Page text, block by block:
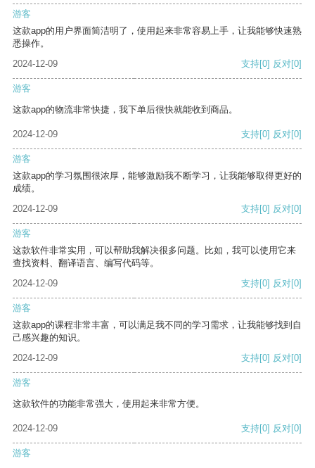
游客
这款app的用户界面简洁明了，使用起来非常容易上手，让我能够快速熟
悉操作。
2024-12-09
支持[0] 反对[0]
游客
这款app的物流非常快捷，我下单后很快就能收到商品。
2024-12-09 支持[0] 反对[0]
游客
这款app的学习氛围很浓厚，能够激励我不断学习，让我能够取得更好的
成绩。
2024-12-09
支持[0] 反对[0]
游客
这款软件非常实用，可以帮助我解决很多问题。比如，我可以使用它来
查找资料、翻译语言、编写代码等。
2024-12-09
支持[0] 反对[0]
游客
这款app的课程非常丰富，可以满足我不同的学习需求，让我能够找到自
己感兴趣的知识。
2024-12-09
支持[0] 反对[0]
游客
这款软件的功能非常强大，使用起来非常方便。
2024-12-09 支持[0] 反对[0]
游客